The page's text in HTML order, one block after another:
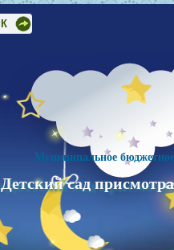
Муниципальное
сад